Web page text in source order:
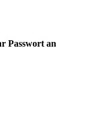
Passwort an